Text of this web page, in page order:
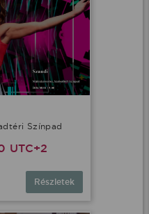
Színpad
UTC+2
Részletek